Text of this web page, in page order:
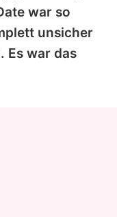
war so
unsicher
Es war das